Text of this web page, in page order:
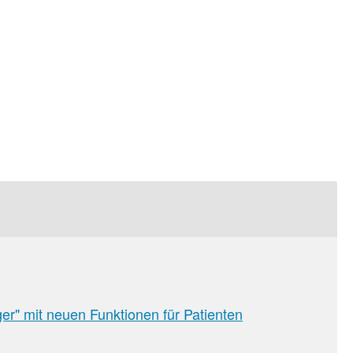
mit neuen Funktionen für Patienten